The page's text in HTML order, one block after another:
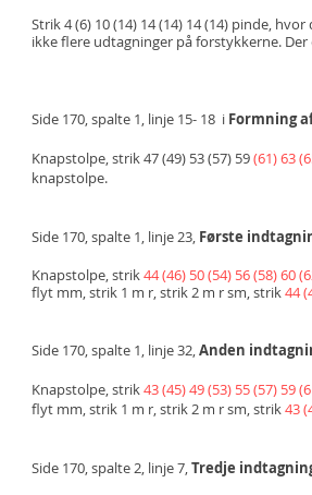
Strik 4 (6) 10 (14) 14 (14) 14 (14) pinde,
ikke flere udtagninger på forstykkerne. Der
Side 170, spalte 1, linje 15- 18 i Formning
Knapstolpe, strik 47 (49) 53 (57) 59(61) 63
knapstolpe.
Side 170, spalte 1, linje 23, Første
Knapstolpe, strik44 (46) 50 (54) 56(58) 60
flyt mm, strik 1 m r, strik 2 m r sm, strik44
Side 170, spalte 1, linje 32,Anden
Knapstolpe, strik43 (45) 49 (53) 55 (57) 59
flyt mm, strik 1 m r, strik 2 m r sm, strik43
Side 170, spalte 2, linje 7,Tredje